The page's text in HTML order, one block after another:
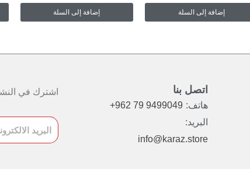
إضافة إلى السلة إضافة إلى السلة
اتصل بنا
هاتف: +962 79 9499049
البريد:
info@karaz.store
اشترك في